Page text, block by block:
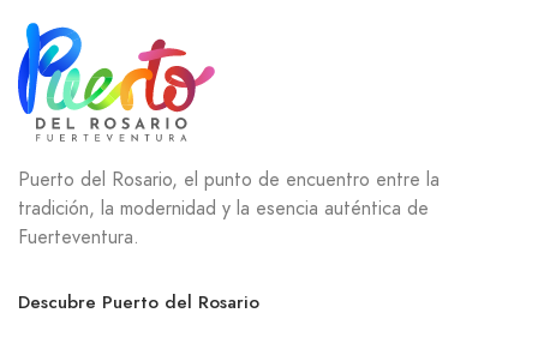
Puerto del Rosario, el punto de encuentro entre la
tradición, la modernidad y la esencia auténtica de
Fuerteventura.
Descubre Puerto del Rosario